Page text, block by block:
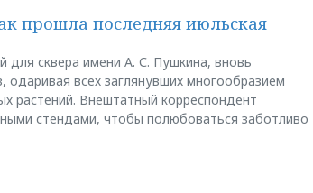
прошла последняя июльская
сквера имени А. С. Пушкина, вновь
одаривая всех заглянувших многообразием
растений. Внештатный корреспондент
стендами, чтобы полюбоваться заботливо